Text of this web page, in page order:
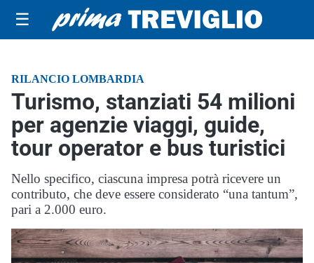
☰
RILANCIO LOMBARDIA
Turismo, stanziati 54 milioni
per agenzie viaggi, guide,
tour operator e bus turistici
Nello specifico, ciascuna impresa potrà ricevere un
contributo, che deve essere considerato “una tantum”,
pari a 2.000 euro.